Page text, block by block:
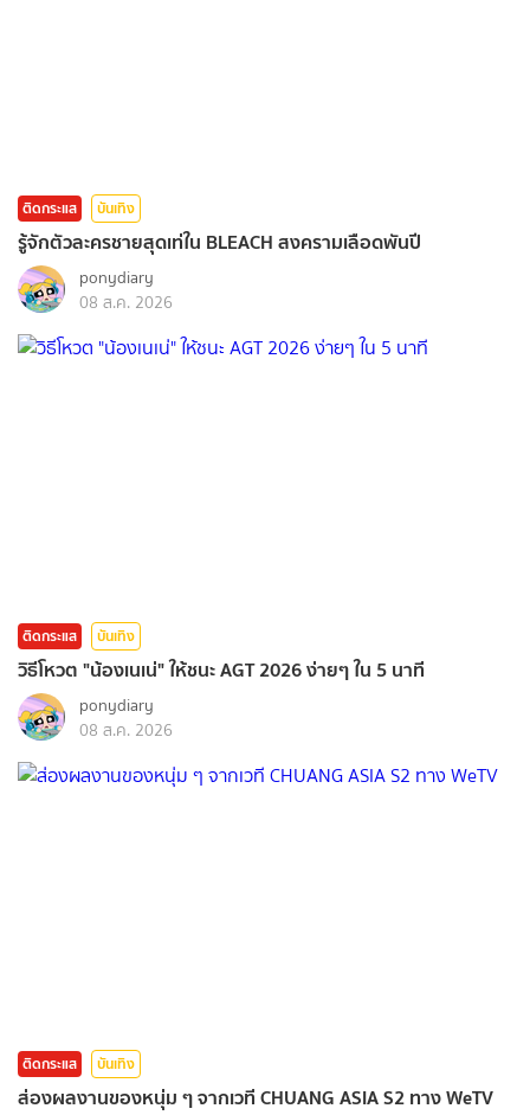
ติดกระแส บันเทิง
รู้จักตัวละครชายสุดเท่ใน BLEACH สงครามเลือดพันปี
ponydiary
08 ส.ค. 2026
ติดกระแส บันเทิง
วิธีโหวต "น้องเนเน่" ให้ชนะ AGT 2026 ง่ายๆ ใน 5 นาที
ponydiary
08 ส.ค. 2026
ติดกระแส บันเทิง
ส่องผลงานของหนุ่ม ๆ จากเวที CHUANG ASIA S2 ทาง WeTV